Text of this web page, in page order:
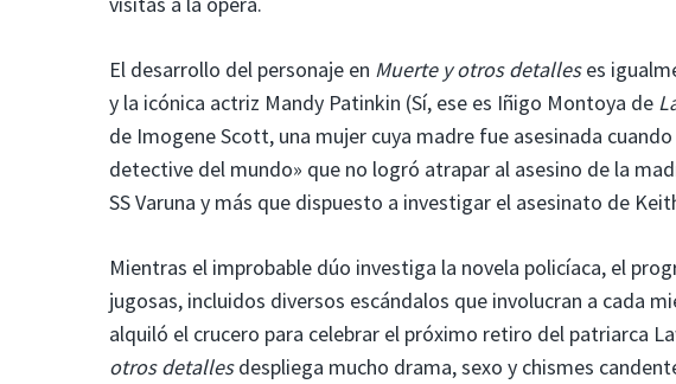
El desarrollo del personaje en Muerte y otros detalleses
y la icónica actriz Mandy Patinkin (Sí, ese es Iñigo Montoya de
de Imogene Scott, una mujer cuya madre fue asesinada
detective del mundo» que no logró atrapar al asesino de la
SS Varuna y más que dispuesto a investigar el asesinato de
Mientras el improbable dúo investiga la novela policíaca, el
jugosas, incluidos diversos escándalos que involucran a cada
alquiló el crucero para celebrar el próximo retiro del patriarca
otros detallesdespliega mucho drama, sexo y chismes